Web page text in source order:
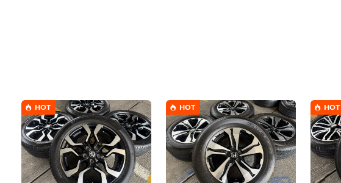
HOT HOT HOT